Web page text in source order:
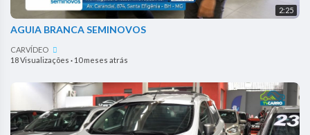
2:25
AGUIA BRANCA SEMINOVOS
CARVÍDEO
18 Visualizações · 10 meses atrás